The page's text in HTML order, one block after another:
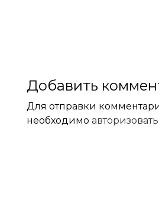
Добавить
Для отправки
необходимо